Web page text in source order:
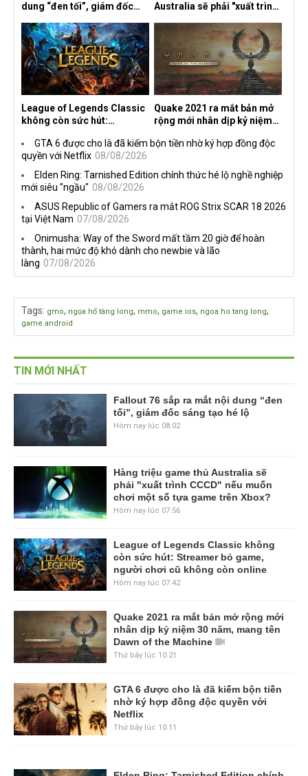
dung “đen tối”, giám đốc
Australia sẽ phải "xuất trình
số tựa game trên Xbox?
League of Legends Classic
không còn sức hút:
chơi cũ không còn online
Quake 2021 ra mắt bản mở
rộng mới nhân dịp kỷ niệm
the Machine
GTA 6 được cho là đã kiếm bộn tiền nhờ ký hợp đồng độc
quyền với Netflix 08/08/2026
Elden Ring: Tarnished Edition chính thức hé lộ nghề nghiệp
mới siêu "ngầu" 08/08/2026
ASUS Republic of Gamers ra mắt ROG Strix SCAR 18 2026
tại Việt Nam 07/08/2026
Onimusha: Way of the Sword mất tầm 20 giờ để hoàn
thành, hai mức độ khó dành cho newbie và lão
làng 07/08/2026
Tags: gmo, ngọa hổ tàng long, mmo, game ios, ngoa ho tang long,
game android
TIN MỚI NHẤT
Fallout 76 sắp ra mắt nội dung “đen
tối”, giám đốc sáng tạo hé lộ
Hôm nay lúc 08:02
Hàng triệu game thủ Australia sẽ
phải "xuất trình CCCD" nếu muốn
chơi một số tựa game trên Xbox?
Hôm nay lúc 07:56
League of Legends Classic không
còn sức hút: Streamer bỏ game,
người chơi cũ không còn online
Hôm nay lúc 07:42
Quake 2021 ra mắt bản mở rộng mới
nhân dịp kỷ niệm 30 năm, mang tên
Dawn of the Machine
Thứ bảy lúc 10:21
GTA 6 được cho là đã kiếm bộn tiền
nhờ ký hợp đồng độc quyền với
Netflix
Thứ bảy lúc 10:11